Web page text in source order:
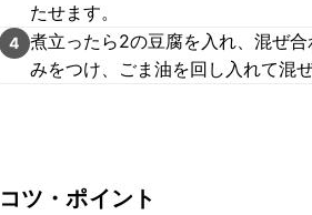
たせます。
4 煮立ったら2の豆腐を入れ、混ぜ
みをつけ、ごま油を回し入れて混
コツ・ポイント